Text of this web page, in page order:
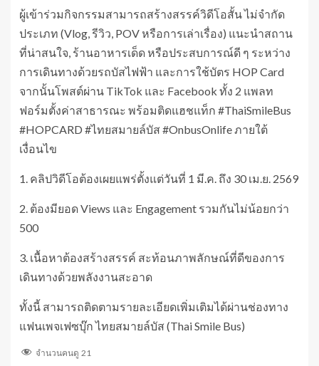
ผู้เข้าร่วมกิจกรรมสามารถสร้างสรรค์วิดีโอสั้น ไม่จำกัด
ประเภท (Vlog, รีวิว, POV หรือการเล่าเรื่อง) แนะนำสถาน
ที่น่าสนใจ, ร้านอาหารเด็ด หรือประสบการณ์ดี ๆ ระหว่าง
การเดินทางด้วยรถบัสไฟฟ้า และการใช้บัตร HOP Card
จากนั้นโพสต์ผ่าน TikTok และ Facebook ทั้ง 2 แพลท
ฟอร์มตั้งค่าสาธารณะ พร้อมติดแฮชแท็ก #ThaiSmileBus
#HOPCARD #ไทยสมายล์บัส #OnbusOnlife ภายใต้
เงื่อนไข
1. คลิปวิดีโอต้องเผยแพร่ตั้งแต่วันที่ 1 มี.ค. ถึง 30 เม.ย. 2569
2. ต้องมียอด Views และ Engagement รวมกันไม่น้อยกว่า
500
3. เนื้อหาต้องสร้างสรรค์ สะท้อนภาพลักษณ์ที่ดีของการ
เดินทางด้วยพลังงานสะอาด
ทั้งนี้ สามารถติดตามรายละเอียดเพิ่มเติมได้ผ่านช่องทาง
แฟนเพจเฟซบุ๊ก ไทยสมายล์บัส (Thai Smile Bus)
จำนวนคนดู 21